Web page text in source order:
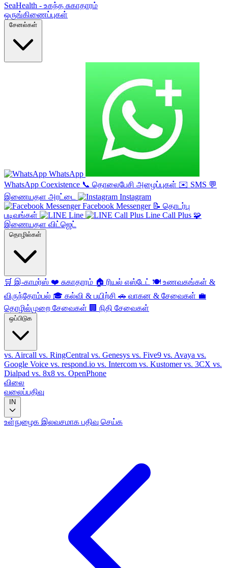
SeaHealth - உகந்த சுகாதாரம்
ஒருங்கிணைப்புகள்
சேனல்கள்
WhatsApp
WhatsApp Coexistence 📞 தொலைபேசி அழைப்புகள் ✉️ SMS 💬
இணையதள அரட்டை
Instagram
Facebook Messenger 📝 தொடர்பு
படிவங்கள்
Line Line Call Plus 🧩
இணையதள விட்ஜெட்
தொழில்கள்
🛒 இ-காமர்ஸ் ❤️ சுகாதாரம் 🏠 ரியல் எஸ்டேட் 🍽️ உணவகங்கள் &
விருந்தோம்பல் 🎓 கல்வி & பயிற்சி 🚗 வாகன & சேவைகள் 💼
தொழில்முறை சேவைகள் 🏢 நிதி சேவைகள்
ஒப்பிடுக
vs. Aircall vs. RingCentral vs. Genesys vs. Five9 vs. Avaya vs.
Google Voice vs. respond.io vs. Intercom vs. Kustomervs. 3CX vs.
Dialpad vs. 8x8 vs. OpenPhone
விலை
வலைப்பதிவு
IN
உள்நுழைக இலவசமாக பதிவு செய்க